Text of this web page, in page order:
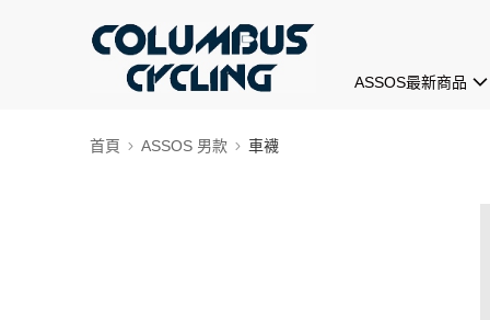
ASSOS最新商品
首頁 ASSOS 男款 車襪